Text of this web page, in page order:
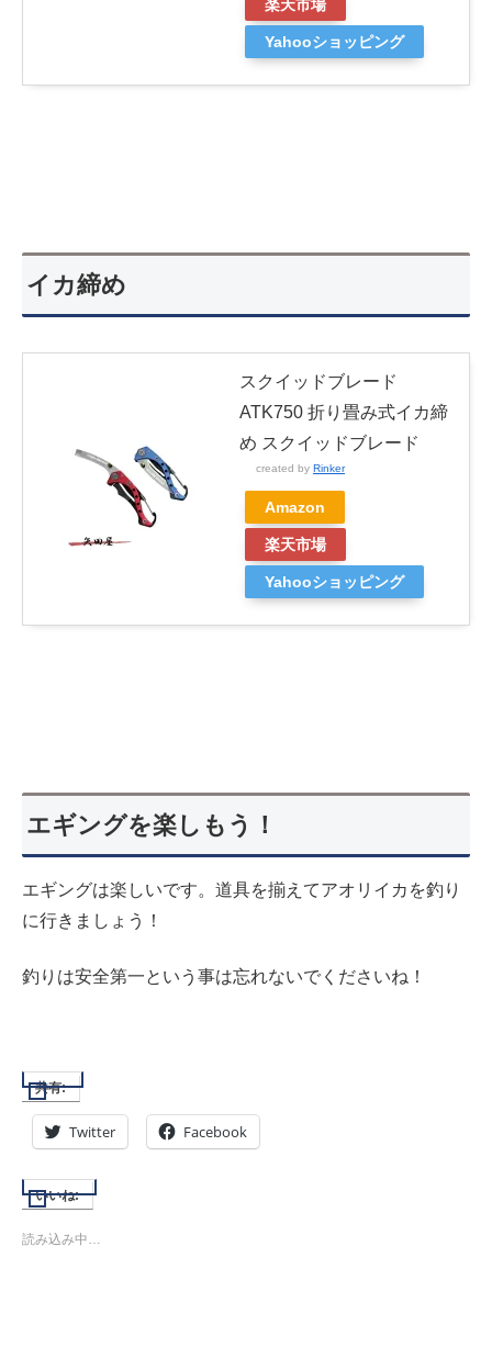
楽天市場
Yahooショッピング
イカ締め
スクイッドブレード
ATK750 折り畳み式イカ締
め スクイッドブレード
created by Rinker
Amazon
楽天市場
Yahooショッピング
エギングを楽しもう！
エギングは楽しいです。道具を揃えてアオリイカを釣り
に行きましょう！
釣りは安全第一という事は忘れないでくださいね！
共有:
Twitter Facebook
いいね:
読み込み中…